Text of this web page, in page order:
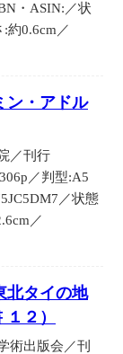
・ASIN:／状
約0.6cm／
ン・アドル
／刊行
／判型:A5
／状態
／
北タイの地
２）
術出版会／刊